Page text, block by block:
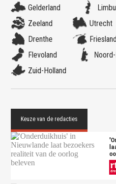
Gelderland
Zeeland
Utrecht
Drenthe
Friesland
Flevoland
Zuid-Holland